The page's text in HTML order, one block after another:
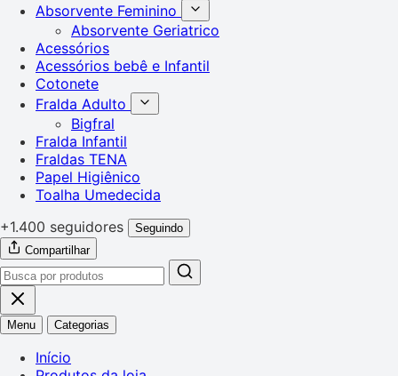
Absorvente Feminino
Absorvente Geriatrico
Acessórios
Acessórios bebê e Infantil
Cotonete
Fralda Adulto
Bigfral
Fralda Infantil
Fraldas TENA
Papel Higiênico
Toalha Umedecida
+1.400 seguidores
Seguindo
Compartilhar
Menu Categorias
Início